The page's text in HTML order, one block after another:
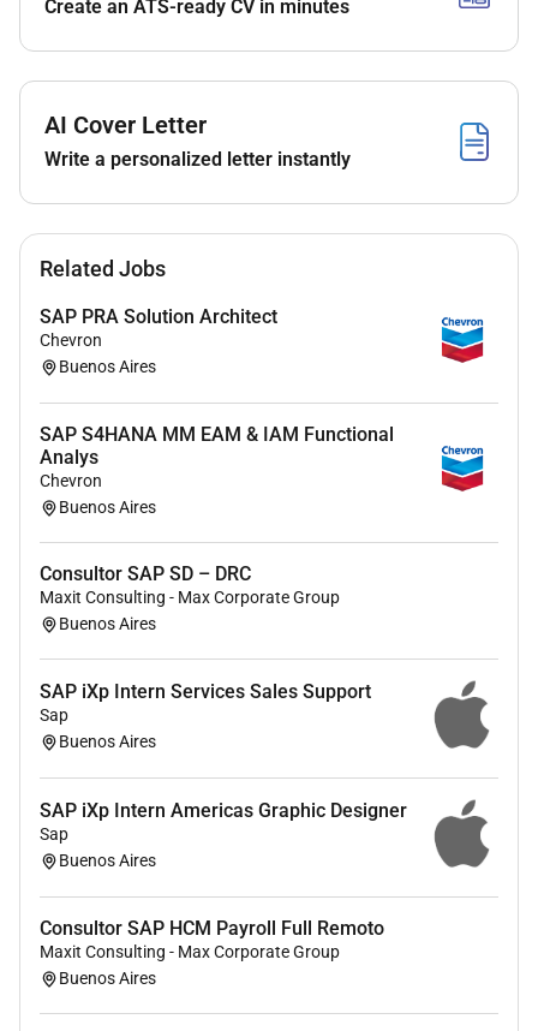
Conocimientos y experiencia de interés
SAP Extended Warehouse Management (EWM)
Wave Management
Yard Management
Labor Management
Slotting & Rearrangement
Cross Docking
RF Framework
Warehouse Monitoring
SAP Warehouse Management (WM)
Putaway Strategies
Picking Strategies
Transfer Orders
Storage Units
Inventory Management
Physical Inventory
SAP Transportation Management (TM)
Freight Planning
Carrier Selection
Route Optimization
Transportation Execution
Warehouse Operations
Logistics Execution
Inventory Optimization
Supply Chain Processes
Create an ATS-ready CV in minutes
AI Cover Letter
Write a personalized letter instantly
Related Jobs
SAP PRA Solution Architect
Chevron
Buenos Aires
SAP S4HANA MM EAM & IAM Functional
Analys
Chevron
Buenos Aires
Consultor SAP SD – DRC
Maxit Consulting - Max Corporate Group
Buenos Aires
SAP iXp Intern Services Sales Support
Sap
Buenos Aires
SAP iXp Intern Americas Graphic Designer
Sap
Buenos Aires
Consultor SAP HCM Payroll Full Remoto
Maxit Consulting - Max Corporate Group
Buenos Aires